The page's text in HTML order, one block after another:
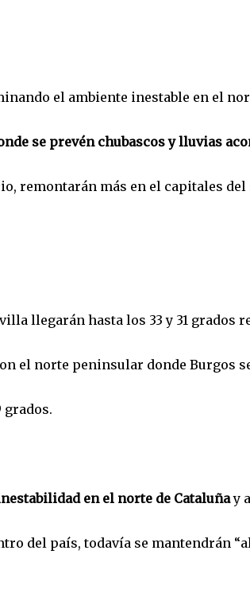
el ambiente inestable en el
se prevén chubascos y lluvias
remontarán más en el capitales
llegarán hasta los 33 y 31 grados
el norte peninsular donde Burgos
grados.
en el norte de Cataluñay
del país, todavía se mantendrán